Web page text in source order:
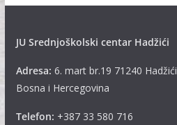
JU Srednjoškolski centar Hadžići
Adresa: 6. mart br.19 71240 Hadžići
Bosna i Hercegovina
Telefon: +387 33 580 716